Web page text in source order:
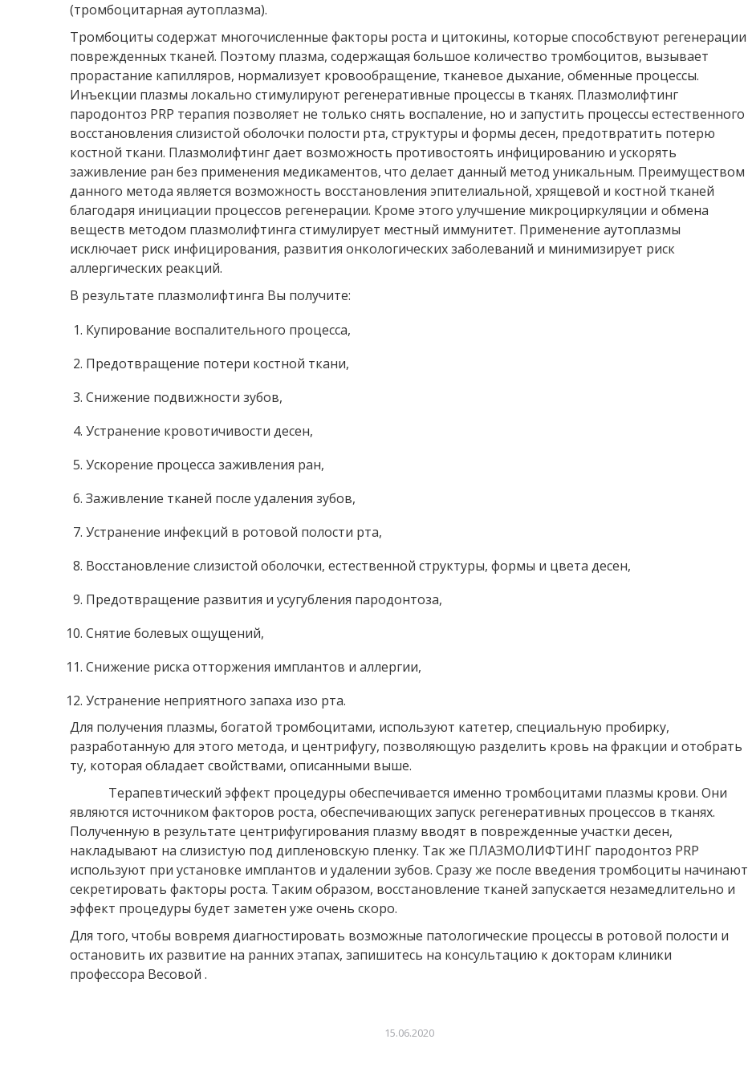
(тромбоцитарная аутоплазма).
Тромбоциты содержат многочисленные факторы роста и цитокины, которые способствуют регенерации
поврежденных тканей. Поэтому плазма, содержащая большое количество тромбоцитов, вызывает
прорастание капилляров, нормализует кровообращение, тканевое дыхание, обменные процессы.
Инъекции плазмы локально стимулируют регенеративные процессы в тканях. Плазмолифтинг
пародонтоз PRP терапия позволяет не только снять воспаление, но и запустить процессы естественного
восстановления слизистой оболочки полости рта, структуры и формы десен, предотвратить потерю
костной ткани. Плазмолифтинг дает возможность противостоять инфицированию и ускорять
заживление ран без применения медикаментов, что делает данный метод уникальным. Преимуществом
данного метода является возможность восстановления эпителиальной, хрящевой и костной тканей
благодаря инициации процессов регенерации. Кроме этого улучшение микроциркуляции и обмена
веществ методом плазмолифтинга стимулирует местный иммунитет. Применение аутоплазмы
исключает риск инфицирования, развития онкологических заболеваний и минимизирует риск
аллергических реакций.
В результате плазмолифтинга Вы получите:
Купирование воспалительного процесса,
Предотвращение потери костной ткани,
Снижение подвижности зубов,
Устранение кровотичивости десен,
Ускорение процесса заживления ран,
Заживление тканей после удаления зубов,
Устранение инфекций в ротовой полости рта,
Восстановление слизистой оболочки, естественной структуры, формы и цвета десен,
Предотвращение развития и усугубления пародонтоза,
Снятие болевых ощущений,
Снижение риска отторжения имплантов и аллергии,
Устранение неприятного запаха изо рта.
Для получения плазмы, богатой тромбоцитами, используют катетер, специальную пробирку,
разработанную для этого метода, и центрифугу, позволяющую разделить кровь на фракции и отобрать
ту, которая обладает свойствами, описанными выше.
Терапевтический эффект процедуры обеспечивается именно тромбоцитами плазмы крови. Они
являются источником факторов роста, обеспечивающих запуск регенеративных процессов в тканях.
Полученную в результате центрифугирования плазму вводят в поврежденные участки десен,
накладывают на слизистую под дипленовскую пленку. Так же ПЛАЗМОЛИФТИНГ пародонтоз PRP
используют при установке имплантов и удалении зубов. Сразу же после введения тромбоциты начинают
секретировать факторы роста. Таким образом, восстановление тканей запускается незамедлительно и
эффект процедуры будет заметен уже очень скоро.
Для того, чтобы вовремя диагностировать возможные патологические процессы в ротовой полости и
остановить их развитие на ранних этапах, запишитесь на консультацию к докторам клиники
профессора Весовой .
15.06.2020